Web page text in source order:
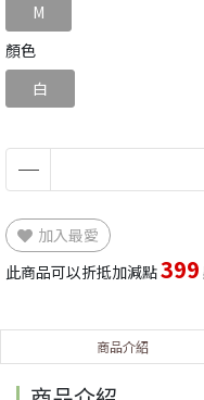
M
顏色
白
加入最愛
此商品可以折抵加減點399
商品介紹